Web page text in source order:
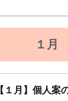
１月
【１月】個人案